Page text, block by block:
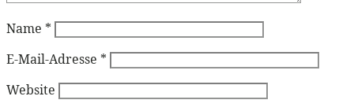
Name *
E-Mail-Adresse *
Website